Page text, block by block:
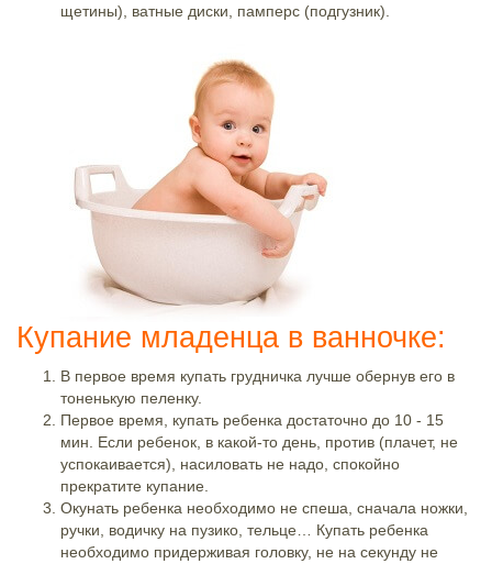
щетины), ватные диски, памперс (подгузник).
Купание младенца в ванночке:
В первое время купать грудничка лучше обернув его в
тоненькую пеленку.
Первое время, купать ребенка достаточно до 10 - 15
мин. Если ребенок, в какой-то день, против (плачет, не
успокаивается), насиловать не надо, спокойно
прекратите купание.
Окунать ребенка необходимо не спеша, сначала ножки,
ручки, водичку на пузико, тельце… Купать ребенка
необходимо придерживая головку, не на секунду не